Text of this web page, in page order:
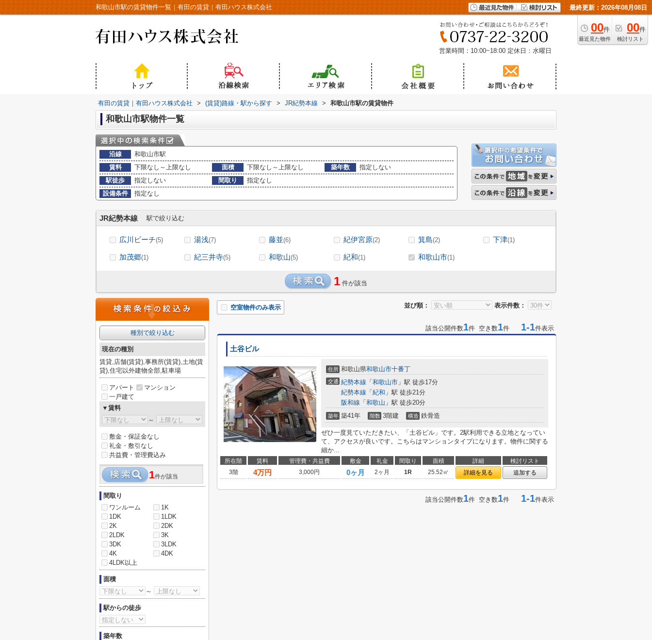
和歌山市駅の賃貸物件一覧｜有田の賃貸｜有田ハウス株式会社 最終更新：2026年08月08日
00件
最近見た物件
00件
検討リスト
営業時間：10:00~18:00 定休日：水曜日
有田の賃貸｜有田ハウス株式会社 > (賃貸)路線・駅から探す > JR紀勢本線 > 和歌山市駅の賃貸物件
和歌山市駅物件一覧
沿線
和歌山市駅
賃料
下限なし～上限なし 面積 下限なし～上限なし 築年数
指定しない
駅徒歩
指定しない 間取り
指定なし
設備条件
指定なし
JR紀勢本線 駅で絞り込む
広川ビーチ(5) 湯浅(7) 藤並(6) 紀伊宮原(2) 箕島(2) 下津(1)
加茂郷(1) 紀三井寺(5) 和歌山(5) 紀和(1) 和歌山市(1)
1 件が該当
並び順： 表示件数：
空室物件のみ表示
該当公開件数1件 空き数1件 1-1件表示
土谷ビル
住所 和歌山県和歌山市十番丁
交通 紀勢本線 「 和歌山市 」駅 徒歩17分
紀勢本線 「 紀和 」駅 徒歩21分
阪和線 「 和歌山 」駅 徒歩20分
築年 築41年 階数 3階建 構造 鉄骨造
ぜひ一度見ていただきたい、「土谷ビル」です。2駅利用できる立地となってい
て、アクセスが良いです。こちらはマンションタイプになります。物件に関する
細か...
所在階 賃料 管理費・共益費 敷金 礼金 間取り 面積 詳細
検討リスト
3階
4万円 3,000円 0ヶ月 2ヶ月 1R 25.52㎡ 詳細を見る 追加する
該当公開件数1件 空き数1件 1-1件表示
種別で絞り込む
現在の種別
賃貸,店舗(賃貸),事務所(賃貸),土地(賃
貸),住宅以外建物全部,駐車場
アパート
マンション
一戸建て
▼賃料
～
敷金・保証金なし
礼金・敷引なし
共益費・管理費込み
1件が該当
間取り
ワンルーム
1K
1DK
1LDK
2K
2DK
2LDK
3K
3DK
3LDK
4K
4DK
4LDK以上
面積
～
駅からの徒歩
築年数